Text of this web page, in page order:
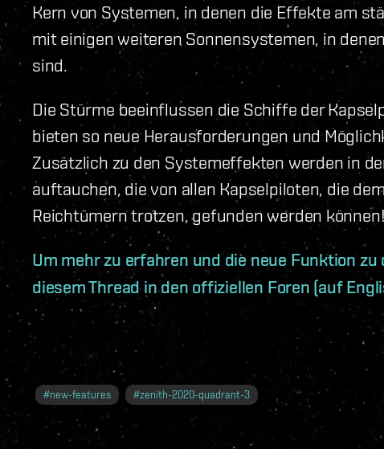
Kern von Systemen, in denen die Effekte am
mit einigen weiteren Sonnensystemen, in
sind.
Die Stürme beeinflussen die Schiffe der
bieten so neue Herausforderungen und
Zusätzlich zu den Systemeffekten werden in
auftauchen, die von allen Kapselpiloten, die
Reichtümern trotzen, gefunden werden können!
Um mehr zu erfahren und die neue Funktion
diesem Thread in den offiziellen Foren (auf
#new-features #zenith-2020-quadrant-3